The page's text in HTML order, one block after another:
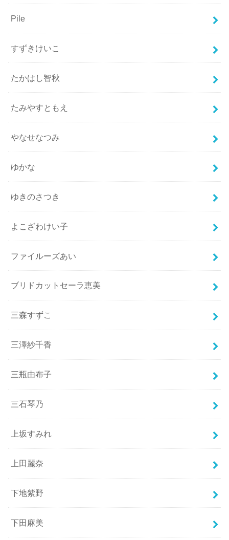
Pile
すずきけいこ
たかはし智秋
たみやすともえ
やなせなつみ
ゆかな
ゆきのさつき
よこざわけい子
ファイルーズあい
ブリドカットセーラ恵美
三森すずこ
三澤紗千香
三瓶由布子
三石琴乃
上坂すみれ
上田麗奈
下地紫野
下田麻美